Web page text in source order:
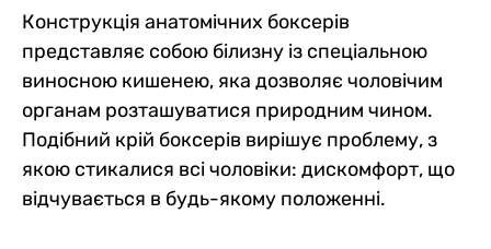
Конструкція анатомічних боксерів
представляє собою білизну із спеціальною
виносною кишенею, яка дозволяє чоловічим
органам розташуватися природним чином.
Подібний крій боксерів вирішує проблему, з
якою стикалися всі чоловіки: дискомфорт, що
відчувається в будь-якому положенні.